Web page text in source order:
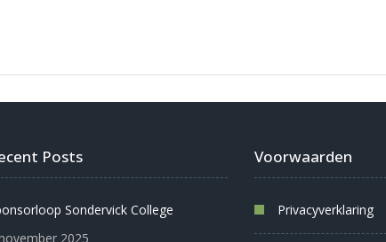
Posts
Sondervick College
2025
Voorwaarden
Privacyverklaring